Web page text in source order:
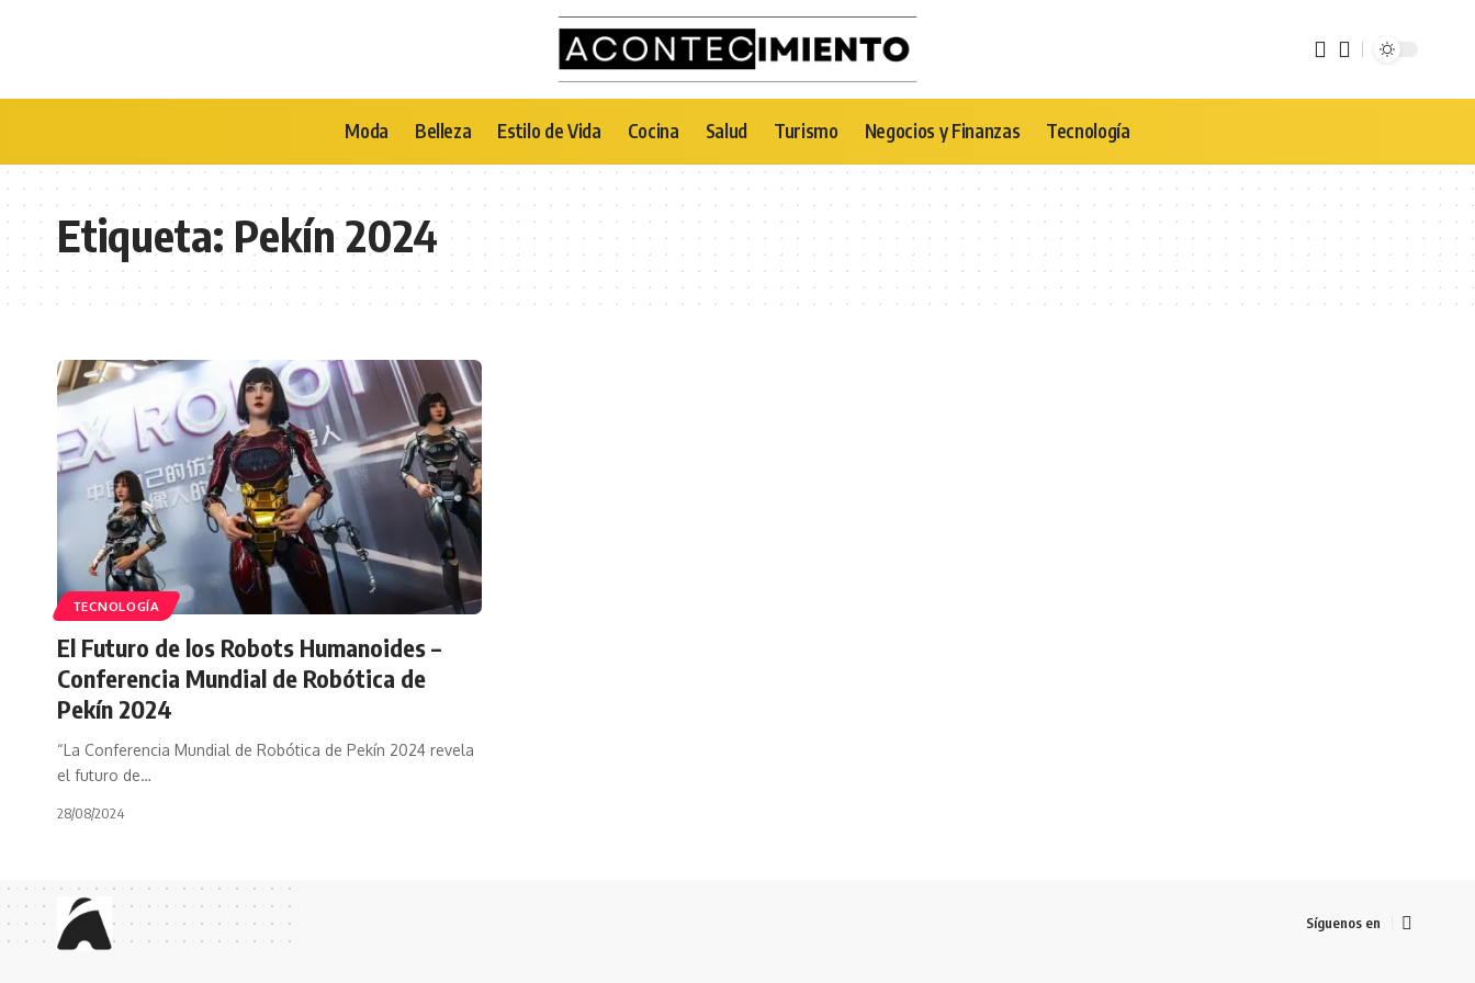
Moda Belleza Estilo de Vida Cocina Salud Turismo Negocios y Finanzas Tecnología
Etiqueta: Pekín 2024
TECNOLOGÍA
El Futuro de los Robots Humanoides –
Conferencia Mundial de Robótica de
Pekín 2024
“La Conferencia Mundial de Robótica de Pekín 2024 revela
el futuro de…
28/08/2024
Síguenos en